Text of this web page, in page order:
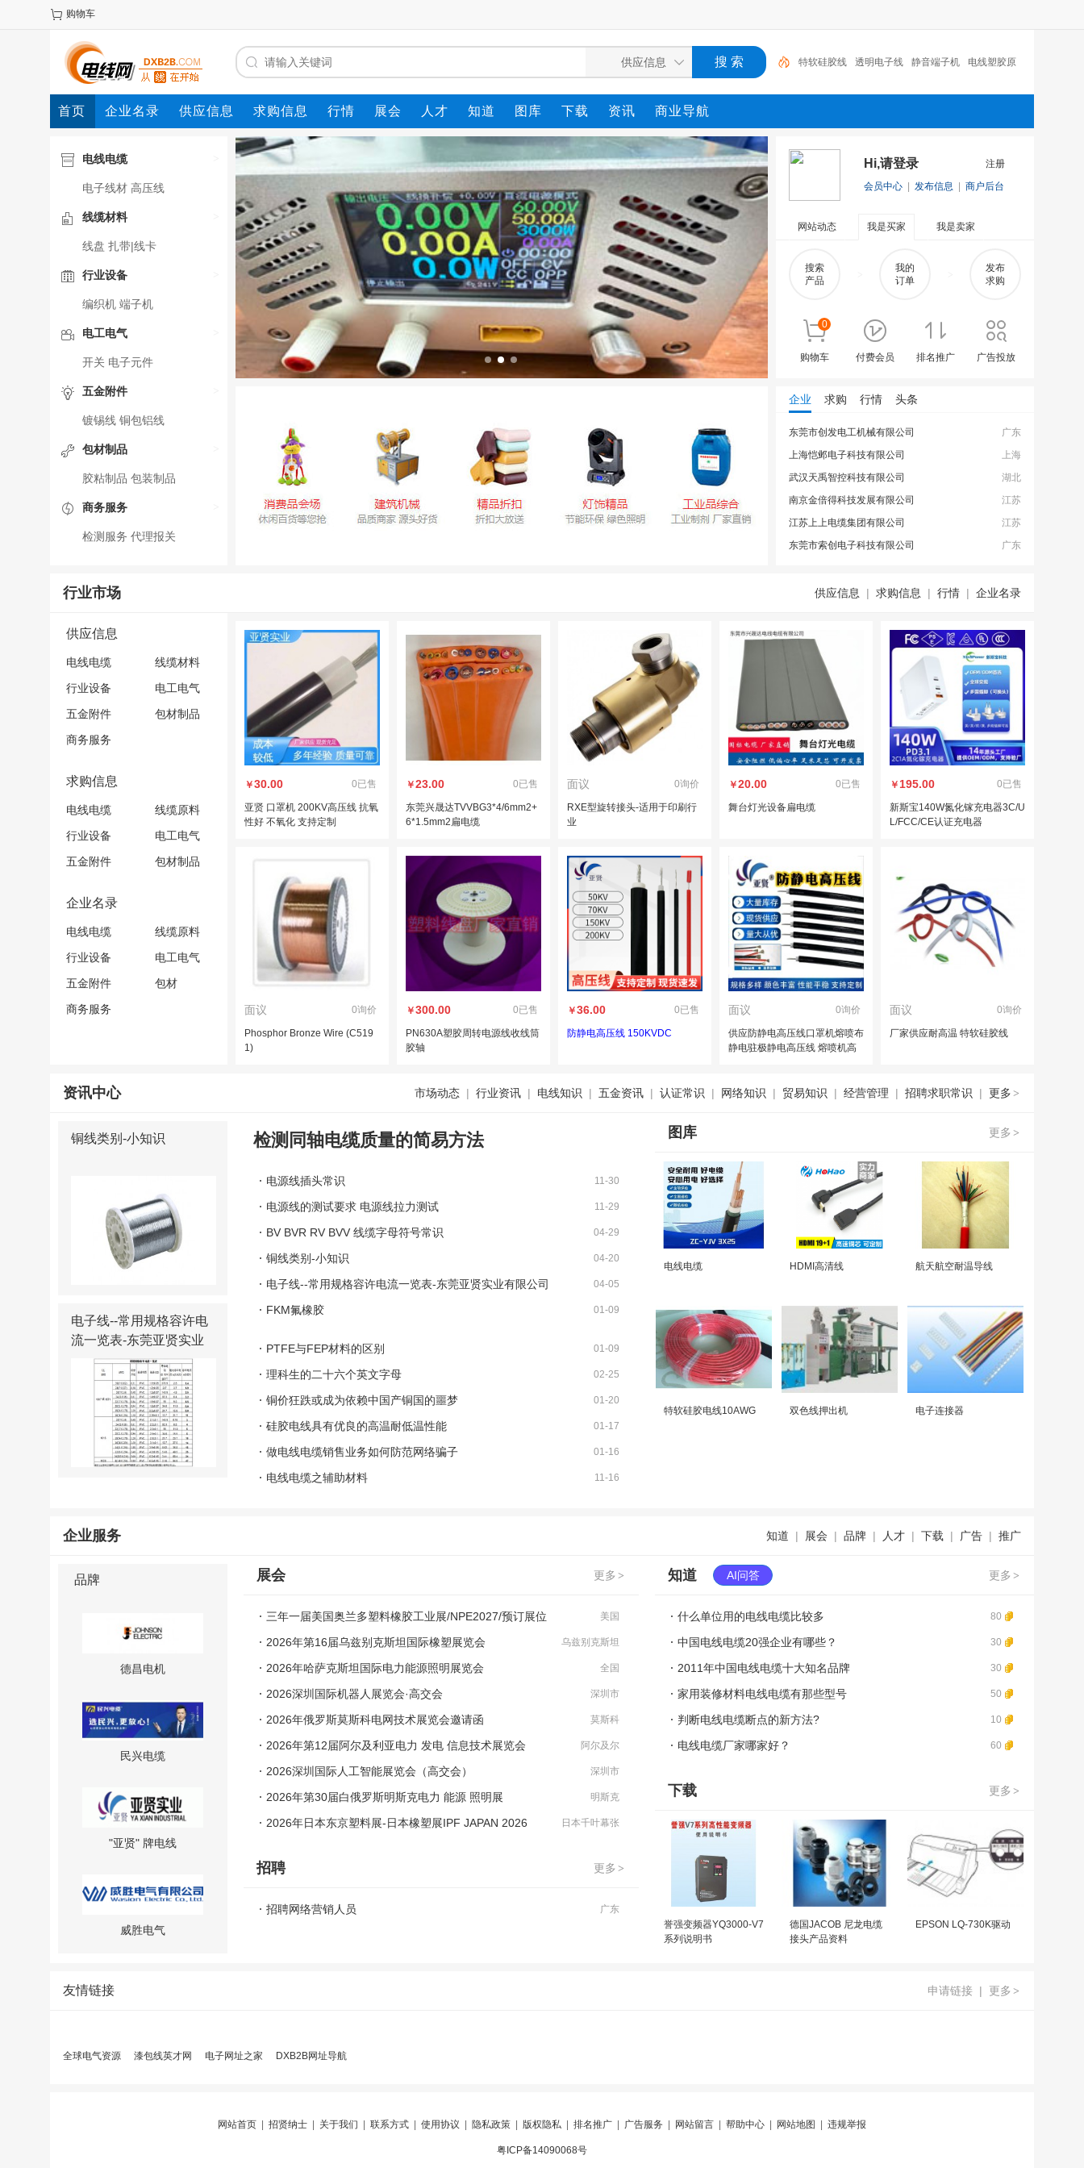
购物车
特软硅胶线 透明电子线 静音端子机 电线塑胶原
料 发热线 电线电缆设备 高温电线 硅胶电线 电线
电缆 高温线
首页 企业名录 供应信息 求购信息 行情 展会 人才 知道 图库 下载 资讯 商业导航
电线电缆
电子线材 高压线
线缆材料
线盘 扎带|线卡
行业设备
编织机 端子机
电工电气
开关 电子元件
五金附件
镀锡线 铜包铝线
包材制品
胶粘制品 包装制品
商务服务
检测服务 代理报关
注册
Hi,请登录
会员中心 发布信息 商户后台
网站动态 我是买家 我是卖家
搜索
产品
我的
订单
发布
求购
0
购物车 付费会员 排名推广 广告投放
网站地图
企业 求购 行情 头条
广东
东莞市创发电工机械有限公司
上海
上海恺邺电子科技有限公司
湖北
武汉天禹智控科技有限公司
江苏
南京金倍得科技发展有限公司
江苏
江苏上上电缆集团有限公司
广东
东莞市索创电子科技有限公司
供应信息 | 求购信息 | 行情 | 企业名录
行业市场
供应信息
电线电缆
线缆材料
行业设备
电工电气
五金附件
包材制品
商务服务
求购信息
电线电缆
线缆原料
行业设备
电工电气
五金附件
包材制品
企业名录
电线电缆
线缆原料
行业设备
电工电气
五金附件
包材
商务服务
￥30.00 0已售
亚贤 口罩机 200KV高压线 抗氧
性好 不氧化 支持定制
￥23.00 0已售
东莞兴晟达TVVBG3*4/6mm2+
6*1.5mm2扁电缆
面议 0询价
RXE型旋转接头-适用于印刷行
业
￥20.00 0已售
舞台灯光设备扁电缆
￥ 195.00 0已售
新斯宝140W氮化镓充电器3C/U
L/FCC/CE认证充电器
面议 0询价
Phosphor Bronze Wire (C519
1)
￥300.00 0已售
PN630A塑胶周转电源线收线筒
胶轴
￥36.00 0已售
防静电高压线 150KVDC
面议 0询价
供应防静电高压线口罩机熔喷布
静电驻极静电高压线 熔喷机高
面议 0询价
厂家供应耐高温 特软硅胶线
面议 0询价
现货端子线单头电子线连接线接
面议
市场动态 | 行业资讯 | 电线知识 | 五金资讯 | 认证常识 | 网络知识 | 贸易知识 | 经营管理 | 招聘求职常识 | 更多 >
资讯中心
铜线类别-小知识
电子线--常用规格容许电
流一览表-东莞亚贤实业
有限公司
检测同轴电缆质量的简易方法
11-30
电源线插头常识
11-29
电源线的测试要求 电源线拉力测试
04-29
BV BVR RV BVV 线缆字母符号常识
04-20
铜线类别-小知识
04-05
电子线--常用规格容许电流一览表-东莞亚贤实业有限公司
01-09
FKM氟橡胶
01-09
PTFE与FEP材料的区别
02-25
理科生的二十六个英文字母
01-20
铜价狂跌或成为依赖中国产铜国的噩梦
01-17
硅胶电线具有优良的高温耐低温性能
01-16
做电线电缆销售业务如何防范网络骗子
11-16
电线电缆之辅助材料
更多 >
图库
电线电缆 HDMI高清线 航天航空耐温导线
特软硅胶电线10AWG 双色线押出机 电子连接器
知道 | 展会 | 品牌 | 人才 | 下载 | 广告 | 推广
企业服务
品牌
德昌电机
民兴电缆
"亚贤" 牌电线
威胜电气
更多 >
展会
美国
三年一届美国奥兰多塑料橡胶工业展/NPE2027/预订展位
乌兹别克斯坦
2026年第16届乌兹别克斯坦国际橡塑展览会
全国
2026年哈萨克斯坦国际电力能源照明展览会
深圳市
2026深圳国际机器人展览会·高交会
莫斯科
2026年俄罗斯莫斯科电网技术展览会邀请函
阿尔及尔
2026年第12届阿尔及利亚电力 发电 信息技术展览会
深圳市
2026深圳国际人工智能展览会（高交会）
明斯克
2026年第30届白俄罗斯明斯克电力 能源 照明展
日本千叶幕张
2026年日本东京塑料展-日本橡塑展IPF JAPAN 2026
更多 >
招聘
广东
招聘网络营销人员
AI问答 更多 >
知道
80
什么单位用的电线电缆比较多
30
中国电线电缆20强企业有哪些？
30
2011年中国电线电缆十大知名品牌
50
家用装修材料电线电缆有那些型号
10
判断电线电缆断点的新方法?
60
电线电缆厂家哪家好？
更多 >
下载
誉强变频器YQ3000-V7
系列说明书
德国JACOB 尼龙电缆
接头产品资料
EPSON LQ-730K驱动
申请链接 | 更多 >
友情链接
全球电气资源 漆包线英才网 电子网址之家 DXB2B网址导航
网站首页 招贤纳士 关于我们 联系方式 使用协议 隐私政策 版权隐私 排名推广 广告服务 网站留言 帮助中心 网站地图 违规举报
粤ICP备14090068号